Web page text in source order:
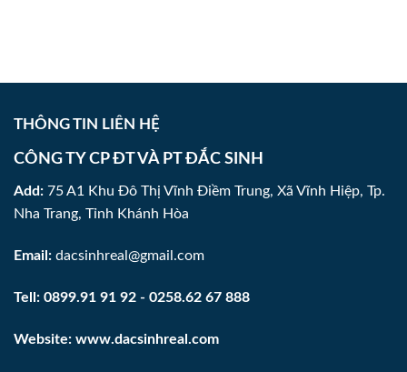
THÔNG TIN LIÊN HỆ
CÔNG TY CP ĐT VÀ PT ĐẮC SINH
Add: 75 A1 Khu Đô Thị Vĩnh Điềm Trung, Xã Vĩnh Hiệp, Tp.
Nha Trang, Tỉnh Khánh Hòa
Email: dacsinhreal@gmail.com
Tell: 0899.91 91 92 - 0258.62 67 888
Website: www.dacsinhreal.com